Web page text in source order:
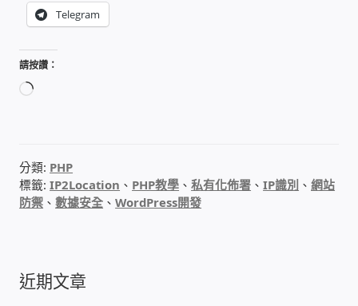
監控健檢‧舊換新專案
電話總機 對講機
迅時數位網路電話總機
通航國際(Tonnet)
Telegram
請按讚：
正
分類: PHP
標籤:IP2Location 、 PHP教學 、私有化佈署 、IP識別 、網站
防禦 、數據安全 、WordPress開發
近期文章